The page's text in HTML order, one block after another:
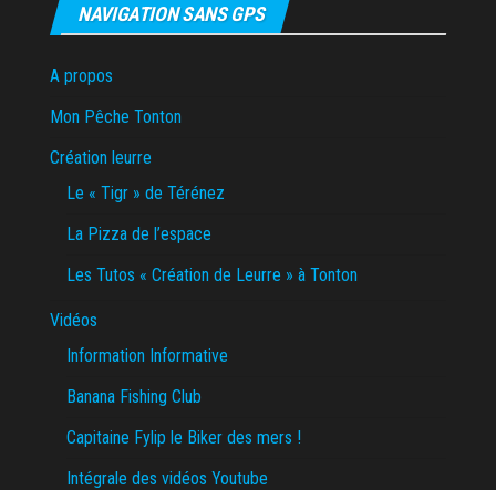
NAVIGATION SANS GPS
A propos
Mon Pêche Tonton
Création leurre
Le « Tigr » de Térénez
La Pizza de l’espace
Les Tutos « Création de Leurre » à Tonton
Vidéos
Information Informative
Banana Fishing Club
Capitaine Fylip le Biker des mers !
Intégrale des vidéos Youtube